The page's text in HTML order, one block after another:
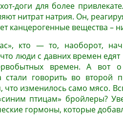
доги для более
нитрат натрия. Он,
канцерогенные вещества –
кто — то, наоборот,
люди с давних времен
времен. А вот о
стали говорить во второй
что изменилось само мясо.
птицам» бройлеры?
гормоны, которые